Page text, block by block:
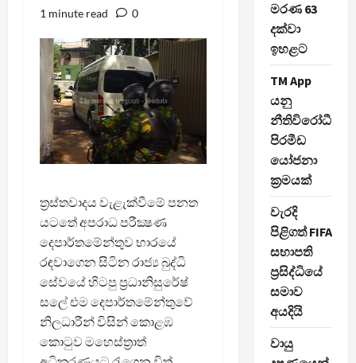
1 minute read
0
ත්‍රස්තවාදය වැළැක්වීමේ පනත
යටතේ අපරාධ පරීක්‍ෂණ
දෙපාර්තමේන්තුව භාරයේ
රඳවාගෙන සිටින රාජ්‍ය බුද්ධි
සේවයේ හිටපු ප්‍රධානිසුරේෂ්
සලේ එම දෙපාර්තමේන්තුවේ
නිලධාරීන් විසින් කොළඹ
කොටුව මහෙස්ත්‍රාත්
මරණ 63
දක්වා
ඉහළට
TM App
යනු
නීතිවිරෝධී
පිරමීඩ
යෝජනා
ක්‍රමයක්
වැරදි
පිළිගත් FIFA
සභාපති
ප්‍රසිද්ධියේ
සමාව
අයදියි
වායු